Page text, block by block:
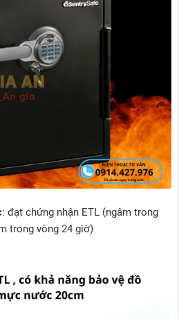
: đạt chứng nhận ETL (ngâm trong
trong vòng 24 giờ)